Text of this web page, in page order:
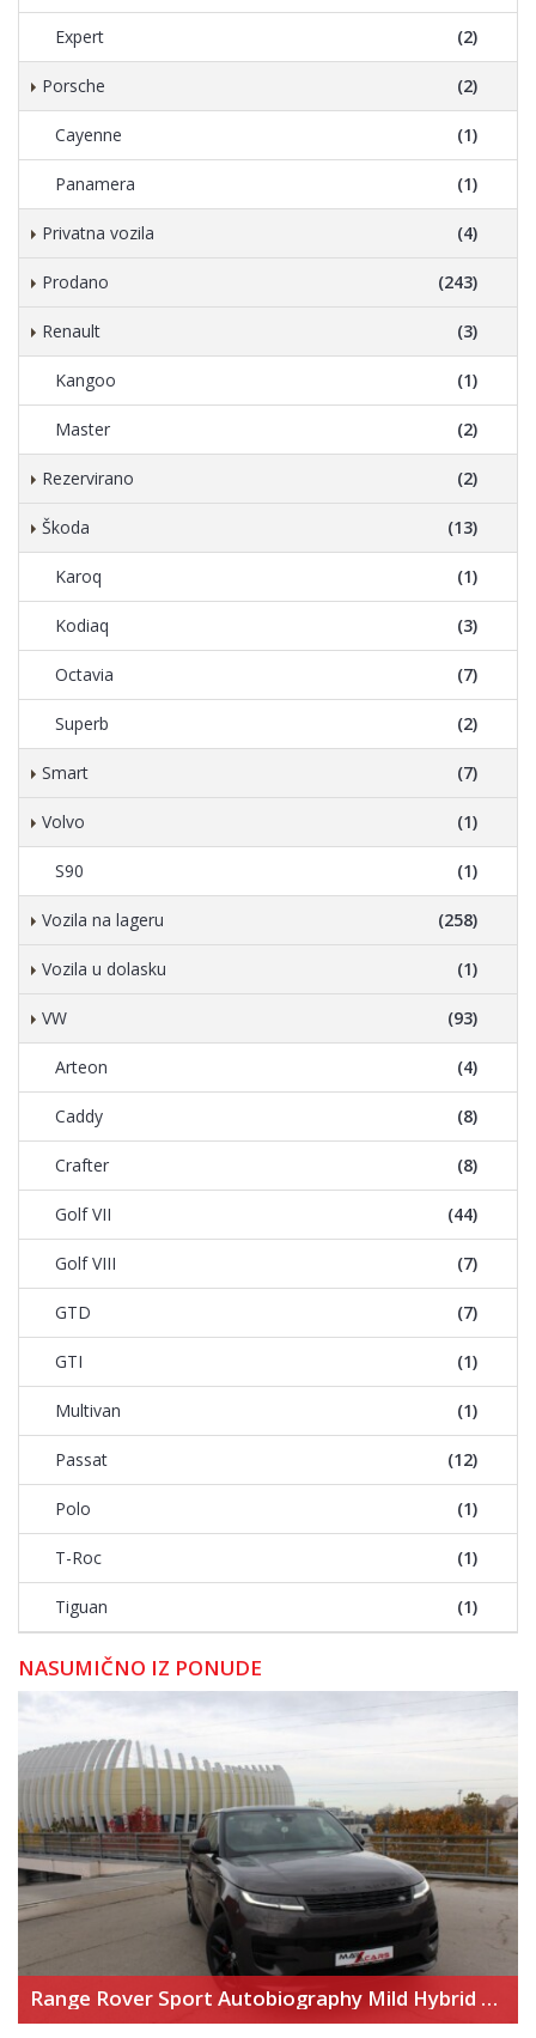
Expert (2)
Porsche (2)
Cayenne (1)
Panamera (1)
Privatna vozila (4)
Prodano (243)
Renault (3)
Kangoo (1)
Master (2)
Rezervirano (2)
Škoda (13)
Karoq (1)
Kodiaq (3)
Octavia (7)
Superb (2)
Smart (7)
Volvo (1)
S90 (1)
Vozila na lageru (258)
Vozila u dolasku (1)
VW (93)
Arteon (4)
Caddy (8)
Crafter (8)
Golf VII (44)
Golf VIII (7)
GTD (7)
GTI (1)
Multivan (1)
Passat (12)
Polo (1)
T-Roc (1)
Tiguan (1)
NASUMIČNO IZ PONUDE
Range Rover Sport Autobiography Mild Hybrid – Novi model